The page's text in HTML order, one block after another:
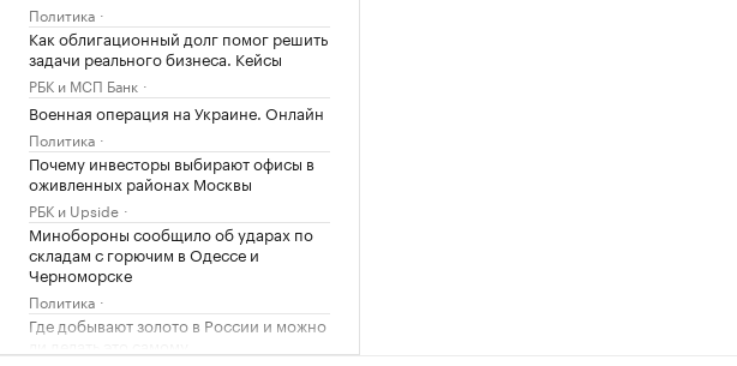
Политика
Как облигационный долг помог решить
задачи реального бизнеса. Кейсы
РБК и МСП Банк
Военная операция на Украине. Онлайн
Политика
Почему инвесторы выбирают офисы в
оживленных районах Москвы
РБК и Upside
Минобороны сообщило об ударах по
складам с горючим в Одессе и
Черноморске
Политика
Где добывают золото в России и можно